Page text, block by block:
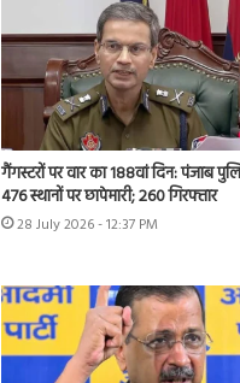
गैंगस्टरों पर वार का 188वां दिन: पंजाब
476 स्थानों पर छापेमारी; 260 गिरफ्तार
28 July 2026 - 12:37 PM